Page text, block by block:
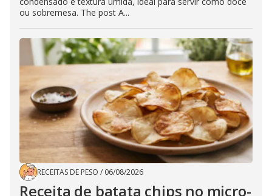
ou sobremesa. The post A...
RECEITAS DE PESO / 06/08/2026
Receita de batata chips no micro-